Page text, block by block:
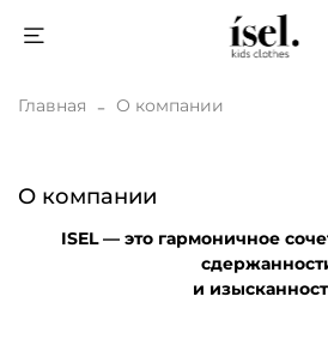
Главная О компании
О компании
ISEL — это гармоничное
и